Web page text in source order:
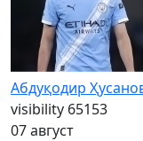
Абдуқодир
visibility 65153
07 август